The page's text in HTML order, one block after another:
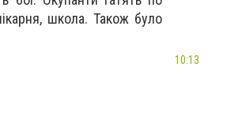
школа. Також було
10:13